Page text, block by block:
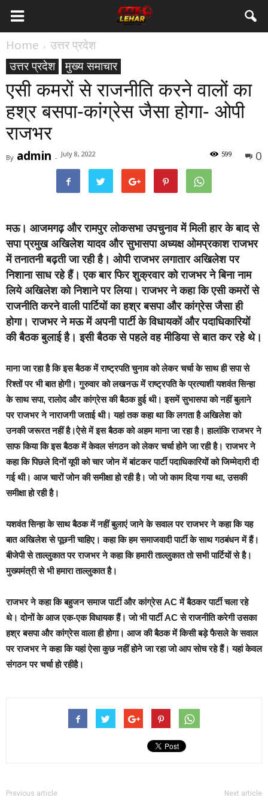
Home
उत्तर प्रदेश
उत्तर प्रदेश
मुख्य समाचार
एसी कमरों से राजनीति करने वालों का
हश्र बसपा-कांग्रेस जैसा होगा- ओपी
राजभर
By admin - July 8, 2022 0
599
मऊ। आजमगढ़ और रामपुर लोकसभा उपचुनाव में मिली हार के बाद से
सपा प्रमुख अखिलेश यादव और सुभासपा अध्यक्ष ओमप्रकाश राजभर
में तनातनी बढ़ती जा रही है। ओपी राजभर लगातार अखिलेश पर
निशाना साध रहे हैं। एक बार फिर शुक्रवार को राजभर ने बिना नाम
लिये अखिलेश को निशाने पर लिया। राजभर ने कहा कि एसी कमरों से
राजनीति करने वाली पार्टियों का हश्र बसपा और कांग्रेस जैसा ही
होगा। राजभर ने मऊ में अपनी पार्टी के विधायकों और पदाधिकारियों
की बैठक बुलाई है। इसी बैठक से पहले वह मीडिया से बात कर रहे थे।
माना जा रहा है कि इस बैठक में राष्ट्रपति चुनाव को लेकर चर्चा के साथ ही सपा से
रिश्तों पर भी बात होगी। गुरुवार को लखनऊ में राष्ट्रपति के प्रत्याशी यशवंत सिन्हा
के साथ सपा, रालोद और कांग्रेस की बैठक हुई थी। इसमें सुभासपा को नहीं बुलाने
पर राजभर ने नाराजगी जताई थी। यहां तक कहा था कि लगता है अखिलेश को
उनकी जरूरत नहीं है।ऐसे में इस बैठक को अहम माना जा रहा है। हालांकि राजभर ने
साफ किया कि इस बैठक में केवल संगठन को लेकर चर्चा होने जा रही है। राजभर ने
कहा कि पिछले दिनों यूपी को चार जोन में बांटकर पार्टी पदाधिकारियों को जिम्मेदारी दी
गई थी। आज चारों जोन की समीक्षा हो रही है। जो जो काम दिया गया था, उसकी
समीक्षा हो रही है।
यशवंत सिन्हा के साथ बैठक में नहीं बुलाएं जाने के सवाल पर राजभर ने कहा कि यह
बात अखिलेश से पूछनी चाहिए। कहा कि हम समाजवादी पार्टी के साथ गठबंधन में हैं।
बीजेपी से ताल्लुकात पर राजभर ने कहा कि हमारी ताल्लुकात तो सभी पार्टियों से है।
मुख्यमंत्री से भी हमारा ताल्लुकात है।
राजभर ने कहा कि बहुजन समाज पार्टी और कांग्रेस AC में बैठकर पार्टी चला रहे
थे। दोनों के आज एक-एक विधायक हैं। जो भी पार्टी AC से राजनीति करेगी उसका
हश्र बसपा और कांग्रेस वाला ही होगा। आज की बैठक में किसी बड़े फैसले के सवाल
पर राजभर ने कहा कि यहां ऐसा कुछ नहीं होने जा रहा जो आप सोच रहे हैं। यहां केवल
संगठन पर चर्चा हो रहीहै।
Previous article Next article